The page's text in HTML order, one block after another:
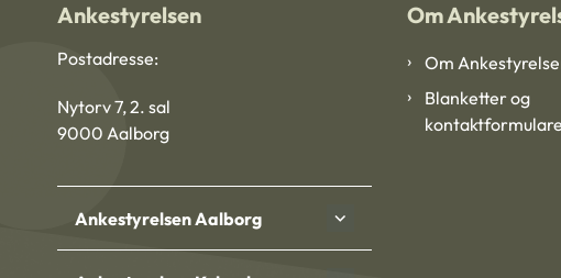
Ankestyrelsen
Postadresse:
Nytorv 7, 2. sal
9000 Aalborg
Ankestyrelsen Aalborg
Om
Om
Blanketter og